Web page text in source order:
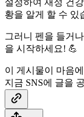
설정하여 재정 건
황을 알게 할 수 있
그러니 펜을 들거
을 시작하세요! 💪
이 게시물이 마음
지금 SNS에 글을